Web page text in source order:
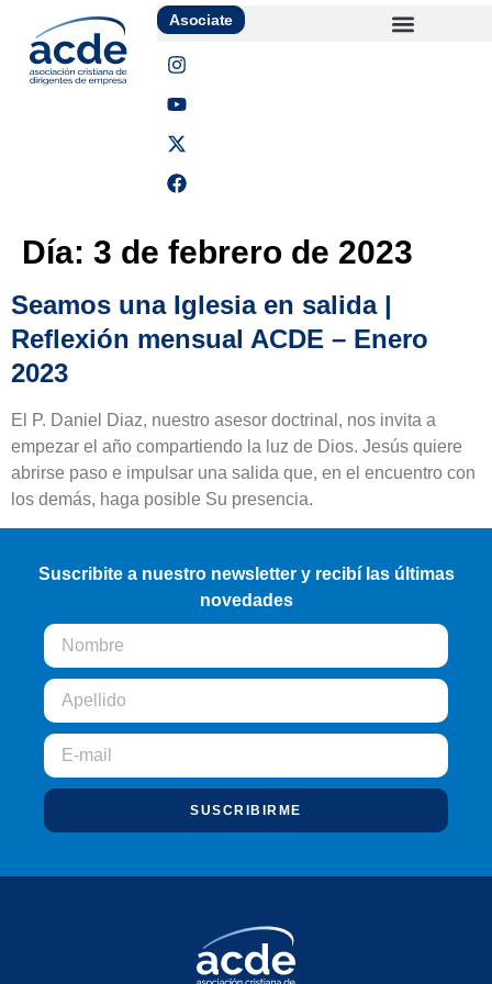
Asociate
Día: 3 de febrero de 2023
Seamos una Iglesia en salida |
Reflexión mensual ACDE – Enero
2023
El P. Daniel Diaz, nuestro asesor doctrinal, nos invita a
empezar el año compartiendo la luz de Dios. Jesús quiere
abrirse paso e impulsar una salida que, en el encuentro con
los demás, haga posible Su presencia.
Suscribite a nuestro newsletter y recibí las últimas
novedades
SUSCRIBIRME